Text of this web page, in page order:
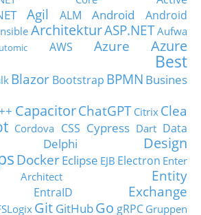
Agil ALM Android
Android
ArchitekturASP.NETAufwa
AWS Azure
Azure
Best
Blazor Bootstrap BPMN Busines
CapacitorChatGPT Citrix Clea
Cordova CSS Cypress Dart Data
Delphi
Design
DockerEclipse EJB Electron Enter
Entity
EntraID
Exchange
Git GitHubGo gRPC Gruppen